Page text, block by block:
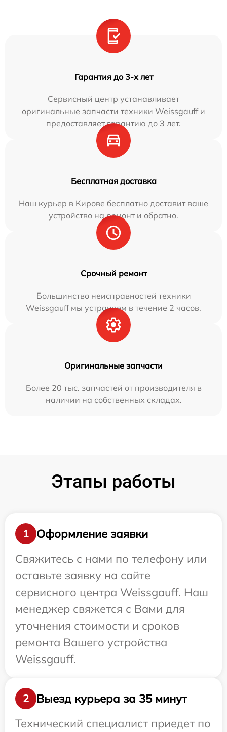
Гарантия до 3-х лет
Сервисный центр устанавливает
оригинальные запчасти техники Weissgauff и
предоставляет гарантию до 3 лет.
Бесплатная доставка
Наш курьер в Кирове бесплатно доставит ваше
устройство на ремонт и обратно.
Срочный ремонт
Большинство неисправностей техники
Weissgauff мы устраняем в течение 2 часов.
Оригинальные запчасти
Более 20 тыс. запчастей от производителя в
наличии на собственных складах.
Этапы работы
1
Оформление заявки
Свяжитесь с нами по телефону или
оставьте заявку на сайте
сервисного центра Weissgauff. Наш
менеджер свяжется с Вами для
уточнения стоимости и сроков
ремонта Вашего устройства
Weissgauff.
2
Выезд курьера за 35 минут
Технический специалист приедет по